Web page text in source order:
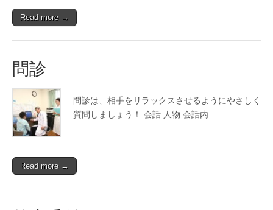
Read more →
問診
問診は、相手をリラックスさせるようにやさしく
質問しましょう！ 会話 人物 会話内…
Read more →